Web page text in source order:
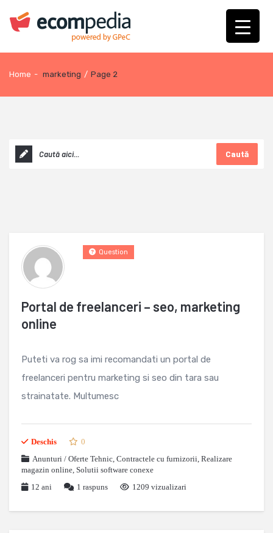
Home - marketing / Page 2
Caută
Portal de freelanceri – seo, marketing
online
Question
Puteti va rog sa imi recomandati un portal de
freelanceri pentru marketing si seo din tara sau
strainatate. Multumesc
Deschis
0
Anunturi / Oferte Tehnic, Contractele cu furnizorii, Realizare
magazin online, Solutii software conexe
12 ani
1 raspuns 1209 vizualizari